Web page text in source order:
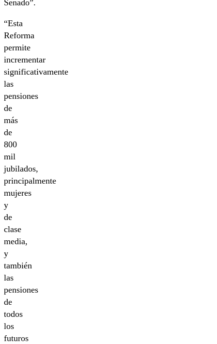
Senado”.
“Esta
Reforma
permite
incrementar
significativamente
las
pensiones
de
más
de
800
mil
jubilados,
principalmente
mujeres
y
de
clase
media,
y
también
las
pensiones
de
todos
los
futuros